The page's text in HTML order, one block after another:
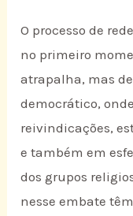
O processo de
no primeiro
atrapalha, mas
democrático,
reivindicações,
e também em
dos grupos
nesse embate